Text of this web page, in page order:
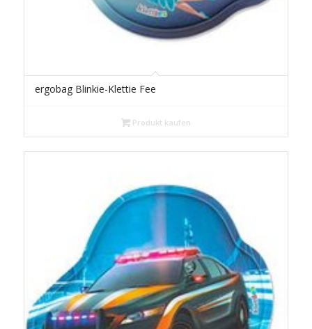
ergobag Blinkie-Klettie Fee
Produkt kaufen